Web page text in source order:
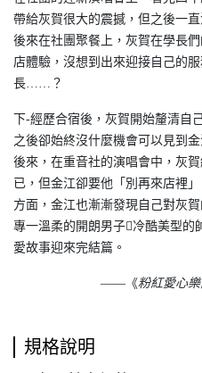
帶給灰賀很大的震撼，但之後一
後來在社團聚餐上，灰賀在學長
店體驗，沒想到出來迎接自己的
長……？
下-經歷合宿後，灰賀開始釐清自
之後卻始終沒什麼機會可以見到金
後來，在重音社的演唱會中，灰
已，但金江卻要他「別再來店裡
方面，金江也漸漸發現自己對灰賀
專一溫柔的開朗男子冷酷美型的
愛故事迎來完結篇。
——《粉紅愛心
規格說明